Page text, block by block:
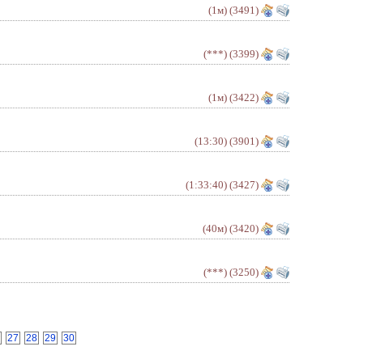
(1м) (3491)
(***) (3399)
(1м) (3422)
(13:30) (3901)
(1:33:40) (3427)
(40м) (3420)
(***) (3250)
27 28 29
30